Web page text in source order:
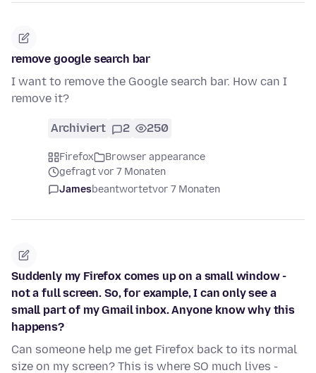
remove google search bar
I want to remove the Google search bar. How can I
remove it?
Archiviert 2 250
Firefox
Browser appearance
gefragt vor 7 Monaten
Jamesbeantwortetvor 7 Monaten
Suddenly my Firefox comes up on a small window -
not a full screen. So, for example, I can only see a
small part of my Gmail inbox. Anyone know why this
happens?
Can someone help me get Firefox back to its normal
size on my screen? This is where SO much lives -